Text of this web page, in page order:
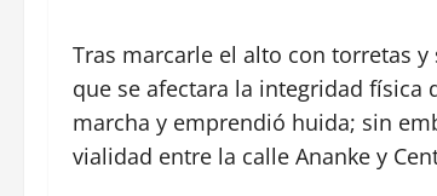
Tras marcarle el alto con torretas
que se afectara la integridad física
marcha y emprendió huida; sin
vialidad entre la calle Ananke y